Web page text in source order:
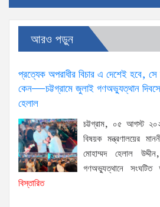
আরও পড়ুন
প্রত্যেক অপরাধীর বিচার এ দেশেই হবে,
কেন—চট্টগ্রামে জুলাই গণঅভ্যুত্থান দিবসে
হেলাল
চট্টগ্রাম, ০৫ আগস্ট
বিষয়ক মন্ত্রণালয়ের
মোহাম্মদ হেলাল
গণঅভ্যুত্থানে সংঘটিত
বিস্তারিত